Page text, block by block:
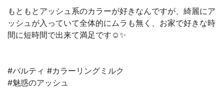
もともとアッシュ系のカラーが好きなんですが、綺麗にア
ッシュが入っていて全体的にムラも無く、お家で好きな時
間に短時間で出来て満足です☺️✨
#パルティ #カラーリングミルク
#魅惑のアッシュ